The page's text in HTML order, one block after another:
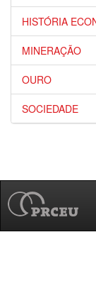
HISTÓRIA
MINERAÇÃO
OURO
SOCIEDADE